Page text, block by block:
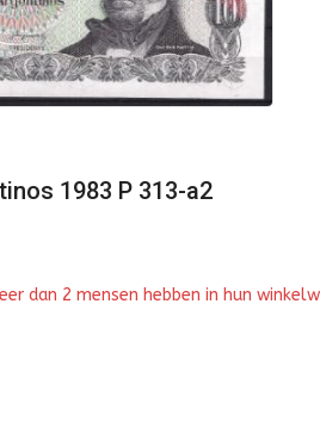
1983 P 313-a2
dan 2 mensen hebben in hun